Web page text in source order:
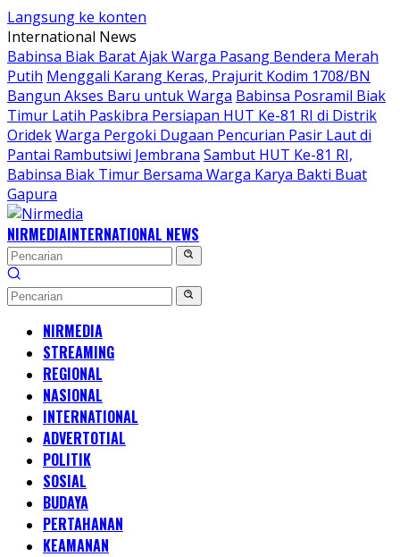
Langsung ke konten
International News
Babinsa Biak Barat Ajak Warga Pasang Bendera Merah
Putih Menggali Karang Keras, Prajurit Kodim 1708/BN
Bangun Akses Baru untuk Warga Babinsa Posramil Biak
Timur Latih Paskibra Persiapan HUT Ke-81 RI di Distrik
OridekWarga Pergoki Dugaan Pencurian Pasir Laut di
Pantai Rambutsiwi Jembrana Sambut HUT Ke-81 RI,
Babinsa Biak Timur Bersama Warga Karya Bakti Buat
Gapura
NIRMEDIAINTERNATIONAL NEWS
NIRMEDIA
STREAMING
REGIONAL
NASIONAL
INTERNATIONAL
ADVERTOTIAL
POLITIK
SOSIAL
BUDAYA
PERTAHANAN
KEAMANAN